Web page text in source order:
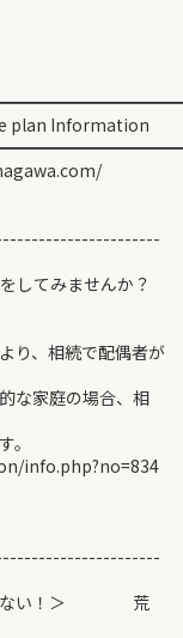
Information
してみませんか？
り、相続で配偶者が
な家庭の場合、相
。
info.php?no=834
からない！＞ 荒